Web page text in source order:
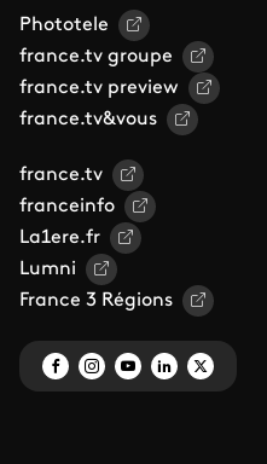
Phototele
france.tv groupe
france.tv preview
france.tv&vous
france.tv
franceinfo
La1ere.fr
Lumni
France 3 Régions